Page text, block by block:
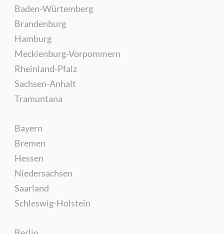
Baden-Würtemberg
Brandenburg
Hamburg
Mecklenburg-Vorpommern
Rheinland-Pfalz
Sachsen-Anhalt
Tramuntana
Bayern
Bremen
Hessen
Niedersachsen
Saarland
Schleswig-Holstein